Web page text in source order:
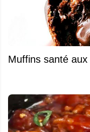
Muffins santé